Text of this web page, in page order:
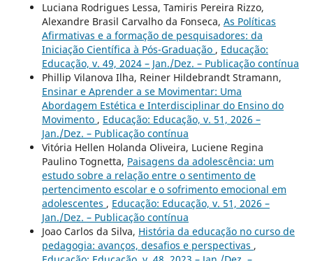
Luciana Rodrigues Lessa, Tamiris Pereira Rizzo,
Alexandre Brasil Carvalho da Fonseca, As Políticas
Afirmativas e a formação de pesquisadores: da
Iniciação Científica à Pós-Graduação , Educação:
Educação, v. 49, 2024 – Jan./Dez. – Publicação contínua
Phillip Vilanova Ilha, Reiner Hildebrandt Stramann,
Ensinar e Aprender a se Movimentar: Uma
Abordagem Estética e Interdisciplinar do Ensino do
Movimento , Educação: Educação, v. 51, 2026 –
Jan./Dez. – Publicação contínua
Vitória Hellen Holanda Oliveira, Luciene Regina
Paulino Tognetta, Paisagens da adolescência: um
estudo sobre a relação entre o sentimento de
pertencimento escolar e o sofrimento emocional em
adolescentes , Educação: Educação, v. 51, 2026 –
Jan./Dez. – Publicação contínua
Joao Carlos da Silva, História da educação no curso de
pedagogia: avanços, desafios e perspectivas ,